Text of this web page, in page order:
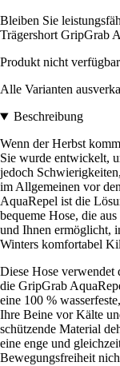
Bleiben Sie
Trägershort GripGrab
Produkt nicht verfügbar
Alle Varianten
Beschreibung
Wenn der Herbst
Sie wurde entwickelt,
jedoch
im Allgemeinen vor
AquaRepel ist die
bequeme Hose, die
und Ihnen ermöglicht,
Winters komfortabel
Diese Hose verwendet
die GripGrab
eine 100 %
Ihre Beine vor Kälte
schützende Material
eine enge und
Bewegungsfreiheit